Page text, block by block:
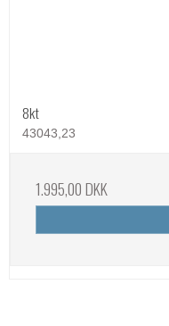
8kt
43043,23
1.995,00 DKK